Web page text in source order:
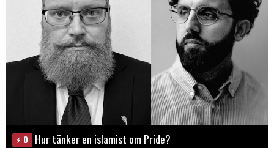
0 Hur tänker en islamist om Pride?